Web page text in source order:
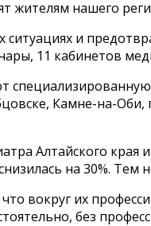
жителям нашего
и
11 кабинетов
Камне-на-
Алтайского
на 30%.
вокруг их
без